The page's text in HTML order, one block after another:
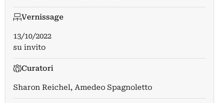
Vernissage
13/10/2022
su invito
Curatori
Sharon Reichel, Amedeo Spagnoletto